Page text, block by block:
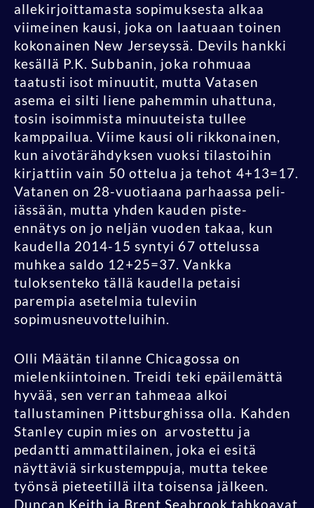
allekirjoittamasta sopimuksesta alkaa
viimeinen kausi, joka on laatuaan toinen
kokonainen New Jerseyssä. Devils hankki
kesällä P.K. Subbanin, joka rohmuaa
taatusti isot minuutit, mutta Vatasen
asema ei silti liene pahemmin uhattuna,
tosin isoimmista minuuteista tullee
kamppailua. Viime kausi oli rikkonainen,
kun aivotärähdyksen vuoksi tilastoihin
kirjattiin vain 50 ottelua ja tehot 4+13=17.
Vatanen on 28-vuotiaana parhaassa peli-
iässään, mutta yhden kauden piste-
ennätys on jo neljän vuoden takaa, kun
kaudella 2014-15 syntyi 67 ottelussa
muhkea saldo 12+25=37. Vankka
tuloksenteko tällä kaudella petaisi
parempia asetelmia tuleviin
sopimusneuvotteluihin.
Olli Määtän tilanne Chicagossa on
mielenkiintoinen. Treidi teki epäilemättä
hyvää, sen verran tahmeaa alkoi
tallustaminen Pittsburghissa olla. Kahden
Stanley cupin mies on arvostettu ja
pedantti ammattilainen, joka ei esitä
näyttäviä sirkustemppuja, mutta tekee
työnsä pieteetillä ilta toisensa jälkeen.
Duncan Keith ja Brent Seabrook tahkoavat